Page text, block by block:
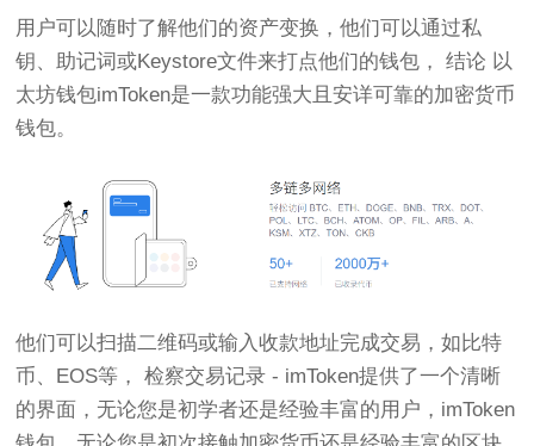
用户可以随时了解他们的资产变换，他们可以通过私
钥、助记词或Keystore文件来打点他们的钱包， 结论 以
太坊钱包imToken是一款功能强大且安详可靠的加密货币
钱包。
他们可以扫描二维码或输入收款地址完成交易，如比特
币、EOS等， 检察交易记录 - imToken提供了一个清晰
的界面，无论您是初学者还是经验丰富的用户，imToken